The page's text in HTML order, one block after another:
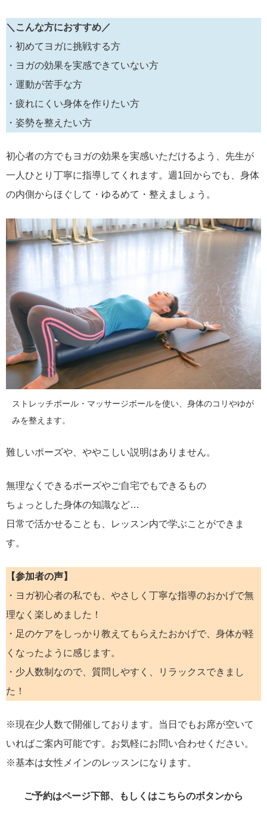
＼こんな方におすすめ／
・初めてヨガに挑戦する方
・ヨガの効果を実感できていない方
・運動が苦手な方
・疲れにくい身体を作りたい方
・姿勢を整えたい方
初心者の方でもヨガの効果を実感いただけるよう、先生が
一人ひとり丁寧に指導してくれます。週1回からでも、身体
の内側からほぐして・ゆるめて・整えましょう。
ストレッチポール・マッサージボールを使い、身体のコリやゆが
みを整えます。
難しいポーズや、ややこしい説明はありません。
無理なくできるポーズやご自宅でもできるもの
ちょっとした身体の知識など…
日常で活かせることも、レッスン内で学ぶことができま
す。
【参加者の声】
・ヨガ初心者の私でも、やさしく丁寧な指導のおかげで無
理なく楽しめました！
・足のケアをしっかり教えてもらえたおかげで、身体が軽
くなったように感じます。
・少人数制なので、質問しやすく、リラックスできまし
た！
※現在少人数で開催しております。当日でもお席が空いて
いればご案内可能です。お気軽にお問い合わせください。
※基本は女性メインのレッスンになります。
ご予約はページ下部、もしくはこちらのボタンから